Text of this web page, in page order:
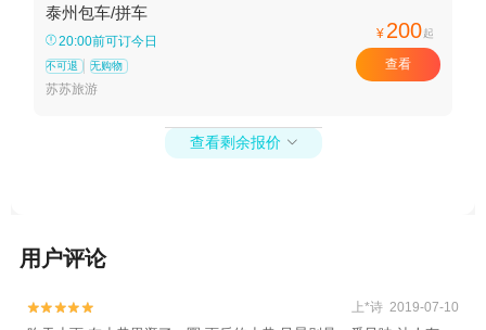
+古寿圣寺+泰州国际金陵大酒店烧烤自助
+泰州希乐城+天水雅居溱湖度假村+泰州凤
城河田园牧歌景区+乌巾荡水上乐园--已下线
+云海湿地体育公园+兴化桃花岛户外运动基
村拓展训练基地+天德湖水世界+泰州大剧院
林动物王国+泰州梅兰芳纪念馆+泰州本地玩
乐+乌巾荡柏兹温泉+凤城河画舫游船桃园码
花卉博览园+兴化县署+赵海仙洋楼+李园船
泰州包车/拼车
20:00前可订今日
不可退 无购物
苏苏旅游
¥ 200起
查看
查看剩余报价 
用户评论

 上*诗 2019-07-10